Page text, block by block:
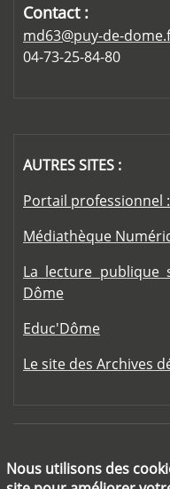
Nous utilisons des
Contact :
md63@puy-de-
04-73-25-84-80
AUTRES SITES :
Portail professionnel
Médiathèque
La lecture publique
Dôme
Educ'Dôme
Le site des Archives
Footer menu
Mentions légales